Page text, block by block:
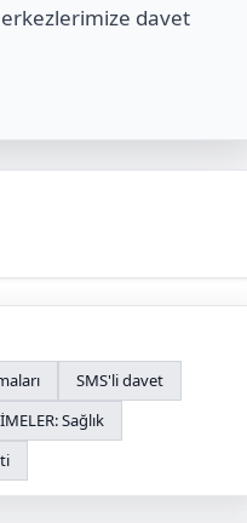
davet
SMS'li davet
Sağlık